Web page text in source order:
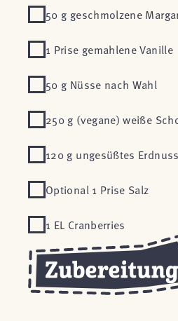
50 g geschmolzene
1 Prise gemahlene Vanille
50 g Nüsse nach Wahl
250 g (vegane) weiße
120 g ungesüßtes
Optional 1 Prise Salz
1 EL Cranberries